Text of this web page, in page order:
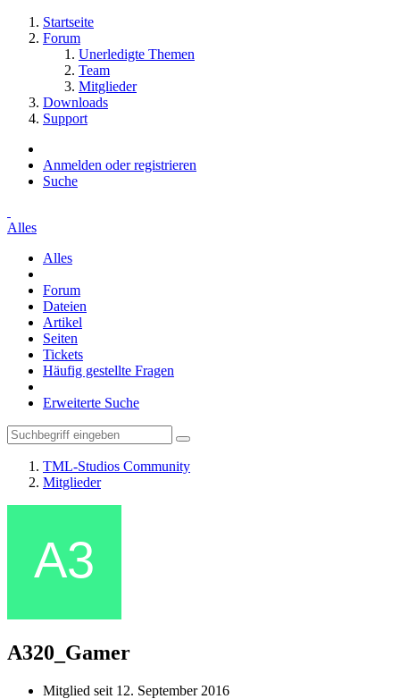
Startseite
Forum
Unerledigte Themen
Team
Mitglieder
Downloads
Support
Anmelden oder registrieren
Suche
Alles
Alles
Forum
Dateien
Artikel
Seiten
Tickets
Häufig gestellte Fragen
Erweiterte Suche
TML-Studios Community
Mitglieder
A320_Gamer
Mitglied seit 12. September 2016